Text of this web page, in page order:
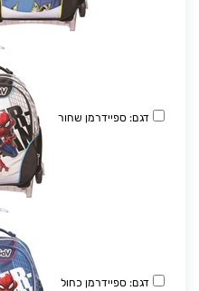
דגם: ספיידרמן שחור
דגם: ספיידרמן כחול